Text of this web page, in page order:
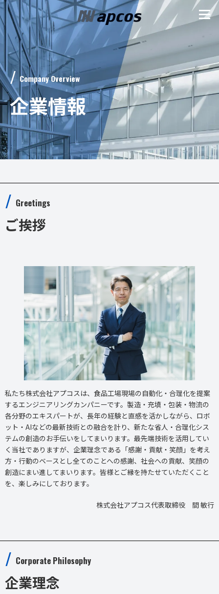
Company Overview
企業情報
Greetings
ご挨拶
私たち株式会社アプコスは、食品工場現場の自動化・合理化を提案
するエンジニアリングカンパニーです。 製造・充填・包装・物流の
各分野のエキスパートが、長年の経験と直感を活かしながら、ロボ
ット・AIなどの最新技術との融合を計り、新たな省人・合理化シス
テムの創造のお手伝いをしてまいります。 最先端技術を活用してい
く当社でありますが、企業理念である「感謝・貢献・笑顔」を考え
方・行動のベースとし全てのことへの感謝、社会への貢献、笑顔の
創造にまい進してまいります。 皆様とご縁を持たせていただくこと
を、楽しみにしております。
株式会社アプコス代表取締役 間 敏行
Corporate Philosophy
企業理念